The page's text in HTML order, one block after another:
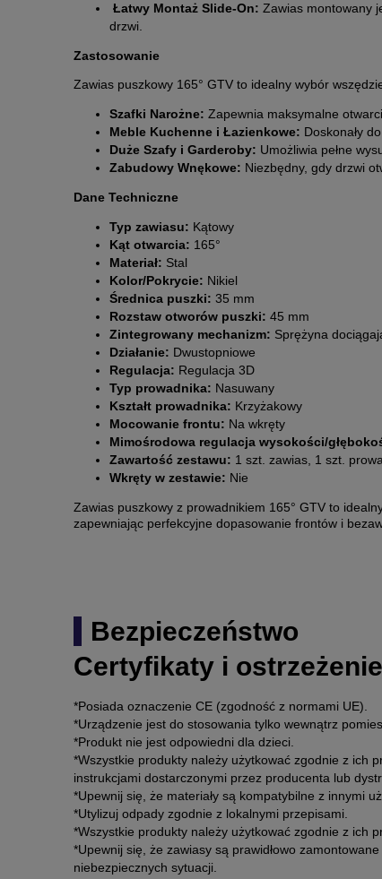
Łatwy Montaż Slide-On: Zawias montowany
drzwi.
Zastosowanie
Zawias puszkowy 165° GTV to idealny wybór
Szafki Narożne: Zapewnia maksymalne
Meble Kuchenne i Łazienkowe: Doskonały
Duże Szafy i Garderoby: Umożliwia pełne
Zabudowy Wnękowe: Niezbędny, gdy drzwi
Dane Techniczne
Typ zawiasu: Kątowy
Kąt otwarcia: 165°
Materiał: Stal
Kolor/Pokrycie: Nikiel
Średnica puszki: 35 mm
Rozstaw otworów puszki: 45 mm
Zintegrowany mechanizm: Sprężyna
Działanie: Dwustopniowe
Regulacja: Regulacja 3D
Typ prowadnika: Nasuwany
Kształt prowadnika: Krzyżakowy
Mocowanie frontu: Na wkręty
Mimośrodowa regulacja wysokości/
Zawartość zestawu: 1 szt. zawias, 1 szt.
Wkręty w zestawie: Nie
Zawias puszkowy z prowadnikiem 165° GTV to
zapewniając perfekcyjne dopasowanie frontów i
Bezpieczeństwo
Certyfikaty i
*Posiada oznaczenie CE (zgodność z normami UE).
*Urządzenie jest do stosowania tylko wewnątrz
*Produkt nie jest odpowiedni dla dzieci.
*Wszystkie produkty należy użytkować zgodnie z ich
instrukcjami dostarczonymi przez producenta lub
*Upewnij się, że materiały są kompatybilne z innymi
*Utylizuj odpady zgodnie z lokalnymi przepisami.
*Wszystkie produkty należy użytkować zgodnie z ich
*Upewnij się, że zawiasy są prawidłowo
niebezpiecznych sytuacji.